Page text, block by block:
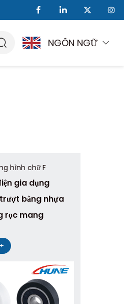
NGÔN NGỮ
hình chữ F
gia dụng
bằng nhựa
rọc mang